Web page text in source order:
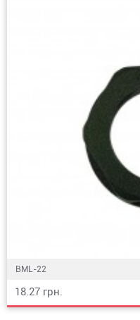
BML-22
18.27 грн.